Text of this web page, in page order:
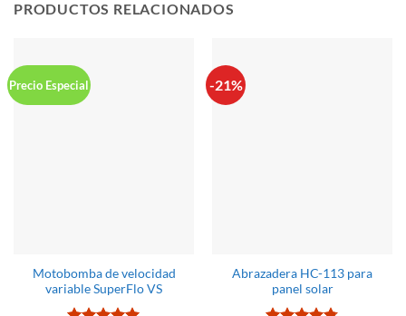
PRODUCTOS RELACIONADOS
Precio Especial
Motobomba de velocidad
variable SuperFlo VS
-21%
Abrazadera HC-113 para
panel solar